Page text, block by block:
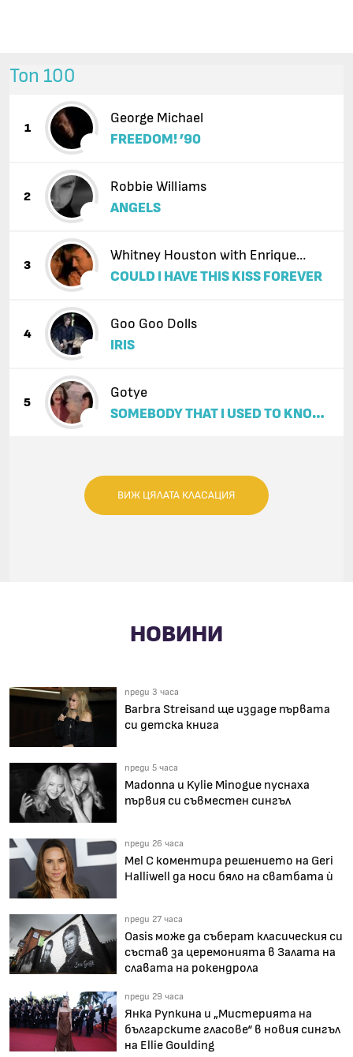
Топ 100
1
George Michael
FREEDOM! ’90
2
Robbie Williams
ANGELS
3
Whitney Houston with Enrique
Iglesias
COULD I HAVE THIS KISS FOREVER
4
Goo Goo Dolls
IRIS
5
Gotye
SOMEBODY THAT I USED TO KNOW
ВИЖ ЦЯЛАТА КЛАСАЦИЯ
НОВИНИ
преди 3 часа
Barbra Streisand ще издаде първата
си детска книга
преди 5 часа
Madonna и Kylie Minogue пуснаха
първия си съвместен сингъл
преди 26 часа
Mel C коментира решението на Geri
Halliwell да носи бяло на сватбата ѝ
преди 27 часа
Oasis може да съберат класическия си
състав за церемонията в Залата на
славата на рокендрола
преди 29 часа
Янка Рупкина и „Мистерията на
българските гласове“ в новия сингъл
на Ellie Goulding